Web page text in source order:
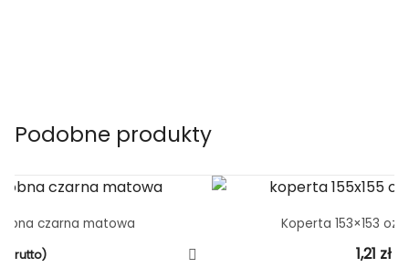
Podobne produkty
czarna matowa
(brutto)
Koperta 153×153
1,21 zł